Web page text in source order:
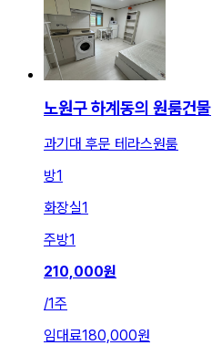
노원구 하계동의 원룸건물
과기대 후문 테라스원룸
방1
화장실1
주방1
210,000원
/1주
임대료180,000원